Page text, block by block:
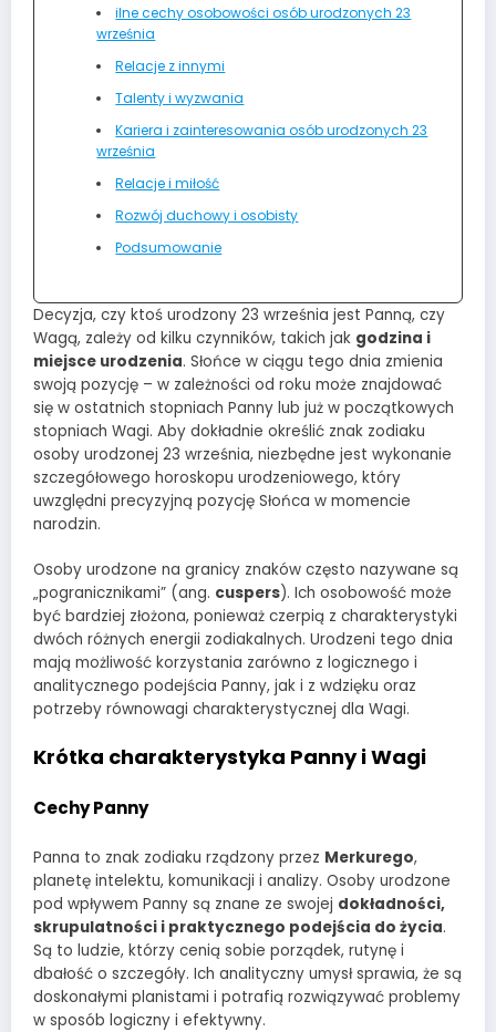
ilne cechy osobowości osób urodzonych 23
września
Relacje z innymi
Talenty i wyzwania
Kariera i zainteresowania osób urodzonych 23
września
Relacje i miłość
Rozwój duchowy i osobisty
Podsumowanie
Decyzja, czy ktoś urodzony 23 września jest Panną, czy
Wagą, zależy od kilku czynników, takich jak godzina i
miejsce urodzenia. Słońce w ciągu tego dnia zmienia
swoją pozycję – w zależności od roku może znajdować
się w ostatnich stopniach Panny lub już w początkowych
stopniach Wagi. Aby dokładnie określić znak zodiaku
osoby urodzonej 23 września, niezbędne jest wykonanie
szczegółowego horoskopu urodzeniowego, który
uwzględni precyzyjną pozycję Słońca w momencie
narodzin.
Osoby urodzone na granicy znaków często nazywane są
„pogranicznikami” (ang. cuspers). Ich osobowość może
być bardziej złożona, ponieważ czerpią z charakterystyki
dwóch różnych energii zodiakalnych. Urodzeni tego dnia
mają możliwość korzystania zarówno z logicznego i
analitycznego podejścia Panny, jak i z wdzięku oraz
potrzeby równowagi charakterystycznej dla Wagi.
Krótka charakterystyka Panny i Wagi
Cechy Panny
Panna to znak zodiaku rządzony przez Merkurego,
planetę intelektu, komunikacji i analizy. Osoby urodzone
pod wpływem Panny są znane ze swojej dokładności,
skrupulatności i praktycznego podejścia do życia.
Są to ludzie, którzy cenią sobie porządek, rutynę i
dbałość o szczegóły. Ich analityczny umysł sprawia, że są
doskonałymi planistami i potrafią rozwiązywać problemy
w sposób logiczny i efektywny.